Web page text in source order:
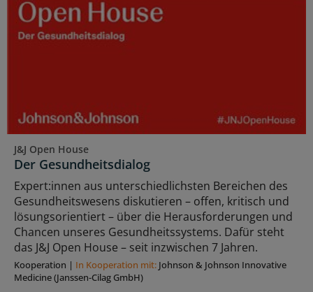
J&J Open House
Der Gesundheitsdialog
Expert:innen aus unterschiedlichsten Bereichen des
Gesundheitswesens diskutieren – offen, kritisch und
lösungsorientiert – über die Herausforderungen und
Chancen unseres Gesundheitssystems. Dafür steht
das J&J Open House – seit inzwischen 7 Jahren.
Kooperation | In Kooperation mit: Johnson & Johnson Innovative
Medicine (Janssen-Cilag GmbH)